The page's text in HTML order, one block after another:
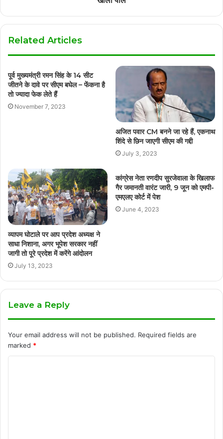
Related Articles
पूर्व मुख्यमंत्री रमन सिंह के 14 सीट
जीतने के दावे पर सीएम बघेल – फेंकना है
तो ज्यादा फेक लेते हैं
November 7, 2023
अजित पवार CM बनने जा रहे हैं, एकनाथ
शिंदे से छिन जाएगी सीएम की गद्दी
July 3, 2023
व्यापम घोटाले पर आप प्रदेश अध्यक्ष ने
साधा निशाना, अगर भूपेश सरकार नहीं
जागी तो पूरे प्रदेश में करेंगे आंदोलन
July 13, 2023
कांग्रेस नेता रणदीप सुरजेवाला के खिलाफ
गैर जमानती वारंट जारी, 9 जून को एमपी-
एमएलए कोर्ट में पेश
June 4, 2023
Leave a Reply
Your email address will not be published. Required fields are
marked *